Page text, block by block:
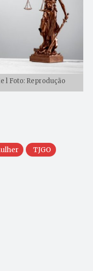
l Foto: Reprodução
TJGO